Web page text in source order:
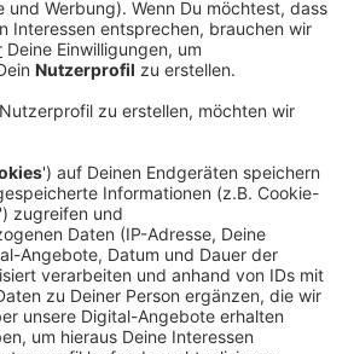
31.07.2023 06:33
sind bereits fertig